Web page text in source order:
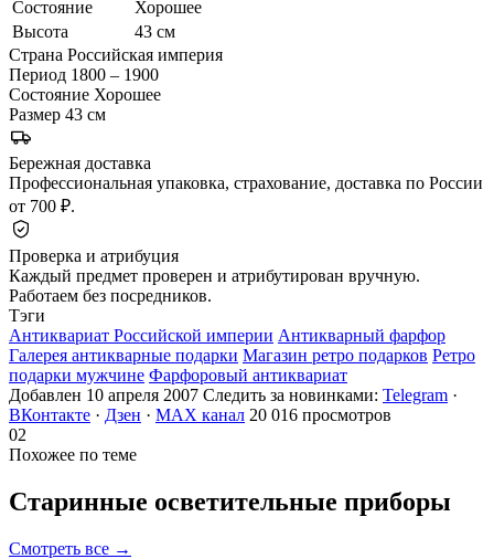
Состояние
Хорошее
Высота
43 см
Страна Российская империя
Период 1800 – 1900
Состояние Хорошее
Размер 43 см
Бережная доставка
Профессиональная упаковка, страхование, доставка по России
от 700 ₽.
Проверка и атрибуция
Каждый предмет проверен и атрибутирован вручную.
Работаем без посредников.
Тэги
Антиквариат Российской империи Антикварный фарфор
Галерея антикварные подарки Магазин ретро подарков Ретро
подарки мужчине Фарфоровый антиквариат
Добавлен 10 апреля 2007 Следить за новинками: Telegram ·
ВКонтакте · Дзен · MAX канал 20 016 просмотров
02
Похожее по теме
Старинные осветительные приборы
Смотреть все →